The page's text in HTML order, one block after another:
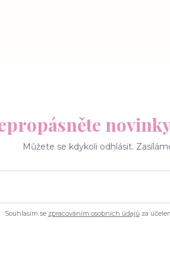
Můžete se kdykoli odhlásit.
Souhlasím se zpracováním osobních údajůza